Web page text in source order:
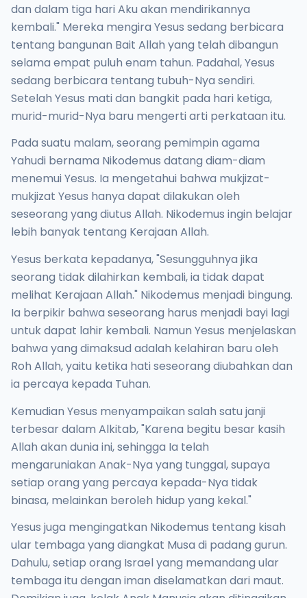
dan dalam tiga hari Aku akan mendirikannya
kembali." Mereka mengira Yesus sedang berbicara
tentang bangunan Bait Allah yang telah dibangun
selama empat puluh enam tahun. Padahal, Yesus
sedang berbicara tentang tubuh-Nya sendiri.
Setelah Yesus mati dan bangkit pada hari ketiga,
murid-murid-Nya baru mengerti arti perkataan itu.
Pada suatu malam, seorang pemimpin agama
Yahudi bernama Nikodemus datang diam-diam
menemui Yesus. Ia mengetahui bahwa mukjizat-
mukjizat Yesus hanya dapat dilakukan oleh
seseorang yang diutus Allah. Nikodemus ingin belajar
lebih banyak tentang Kerajaan Allah.
Yesus berkata kepadanya, "Sesungguhnya jika
seorang tidak dilahirkan kembali, ia tidak dapat
melihat Kerajaan Allah." Nikodemus menjadi bingung.
Ia berpikir bahwa seseorang harus menjadi bayi lagi
untuk dapat lahir kembali. Namun Yesus menjelaskan
bahwa yang dimaksud adalah kelahiran baru oleh
Roh Allah, yaitu ketika hati seseorang diubahkan dan
ia percaya kepada Tuhan.
Kemudian Yesus menyampaikan salah satu janji
terbesar dalam Alkitab, "Karena begitu besar kasih
Allah akan dunia ini, sehingga Ia telah
mengaruniakan Anak-Nya yang tunggal, supaya
setiap orang yang percaya kepada-Nya tidak
binasa, melainkan beroleh hidup yang kekal."
Yesus juga mengingatkan Nikodemus tentang kisah
ular tembaga yang diangkat Musa di padang gurun.
Dahulu, setiap orang Israel yang memandang ular
tembaga itu dengan iman diselamatkan dari maut.